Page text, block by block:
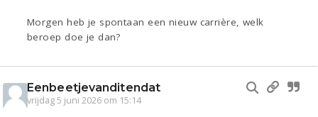
Morgen heb je spontaan een nieuw carrière, welk
beroep doe je dan?
Eenbeetjevanditendat
vrijdag 5 juni 2026 om 15:14